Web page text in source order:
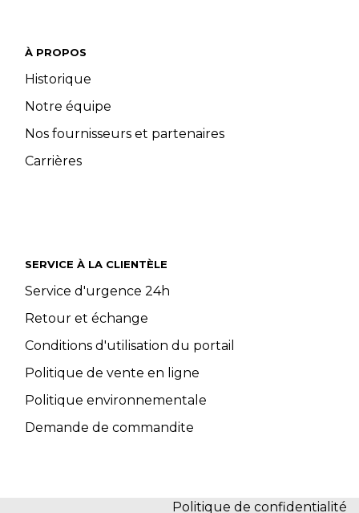
À PROPOS
Historique
Notre équipe
Nos fournisseurs et partenaires
Carrières
SERVICE À LA CLIENTÈLE
Service d'urgence 24h
Retour et échange
Conditions d'utilisation du portail
Politique de vente en ligne
Politique environnementale
Demande de commandite
Politique de confidentialité